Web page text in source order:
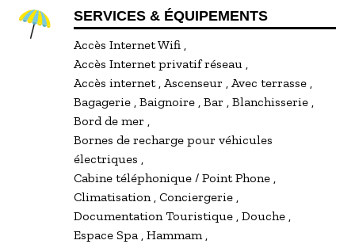
SERVICES & ÉQUIPEMENTS
Accès Internet Wifi
Accès Internet privatif réseau
Accès internet Ascenseur Avec terrasse
Bagagerie Baignoire Bar Blanchisserie
Bord de mer
Bornes de recharge pour véhicules
électriques
Cabine téléphonique / Point Phone
Climatisation Conciergerie
Documentation Touristique Douche
Espace Spa Hammam